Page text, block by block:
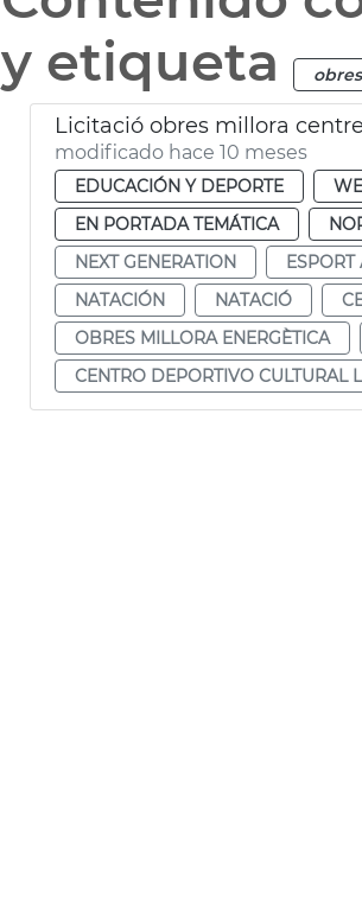
y etiqueta
Licitació obres millora
modificado hace 10 meses
EDUCACIÓN Y DEPORTE
EN PORTADA TEMÁTICA
NEXT GENERATION
ESPORT
NATACIÓN
NATACIÓ
OBRES MILLORA ENERGÈTICA
CENTRO DEPORTIVO CULTURAL